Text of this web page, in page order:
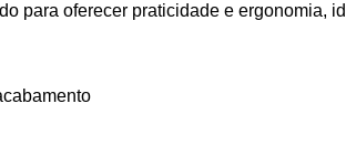
para oferecer praticidade e ergonomia,